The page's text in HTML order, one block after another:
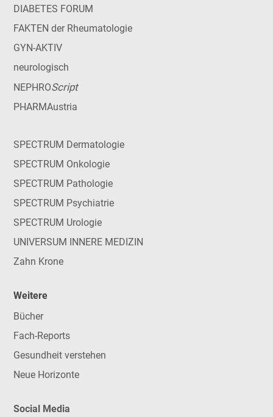
DIABETES FORUM
FAKTEN der Rheumatologie
GYN-AKTIV
neurologisch
NEPHROScript
PHARMAustria
SPECTRUM Dermatologie
SPECTRUM Onkologie
SPECTRUM Pathologie
SPECTRUM Psychiatrie
SPECTRUM Urologie
UNIVERSUM INNERE MEDIZIN
Zahn Krone
Weitere
Bücher
Fach-Reports
Gesundheit verstehen
Neue Horizonte
Social Media